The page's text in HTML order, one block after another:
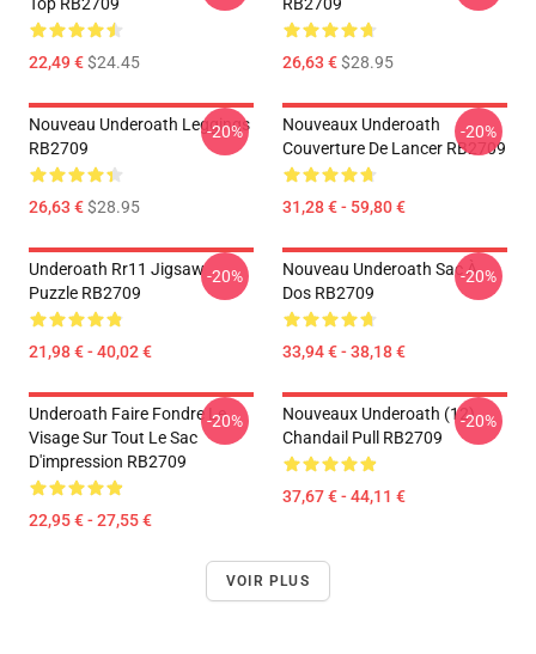
22,49 €$24.45 26,63 €$28.95
Nouveau Underoath Leggings
RB2709
26,63 €$28.95
-20%
Nouveaux Underoath
Couverture De Lancer RB2709
31,28 € - 59,80 €
-20%
Underoath Rr11 Jigsaw
Puzzle RB2709
21,98 € - 40,02 €
-20%
Nouveau Underoath Sac À
Dos RB2709
33,94 € - 38,18 €
-20%
Underoath Faire Fondre Le
Visage Sur Tout Le Sac
D'impression RB2709
22,95 € - 27,55 €
-20%
Nouveaux Underoath (12)
Chandail Pull RB2709
37,67 € - 44,11 €
-20%
VOIR PLUS